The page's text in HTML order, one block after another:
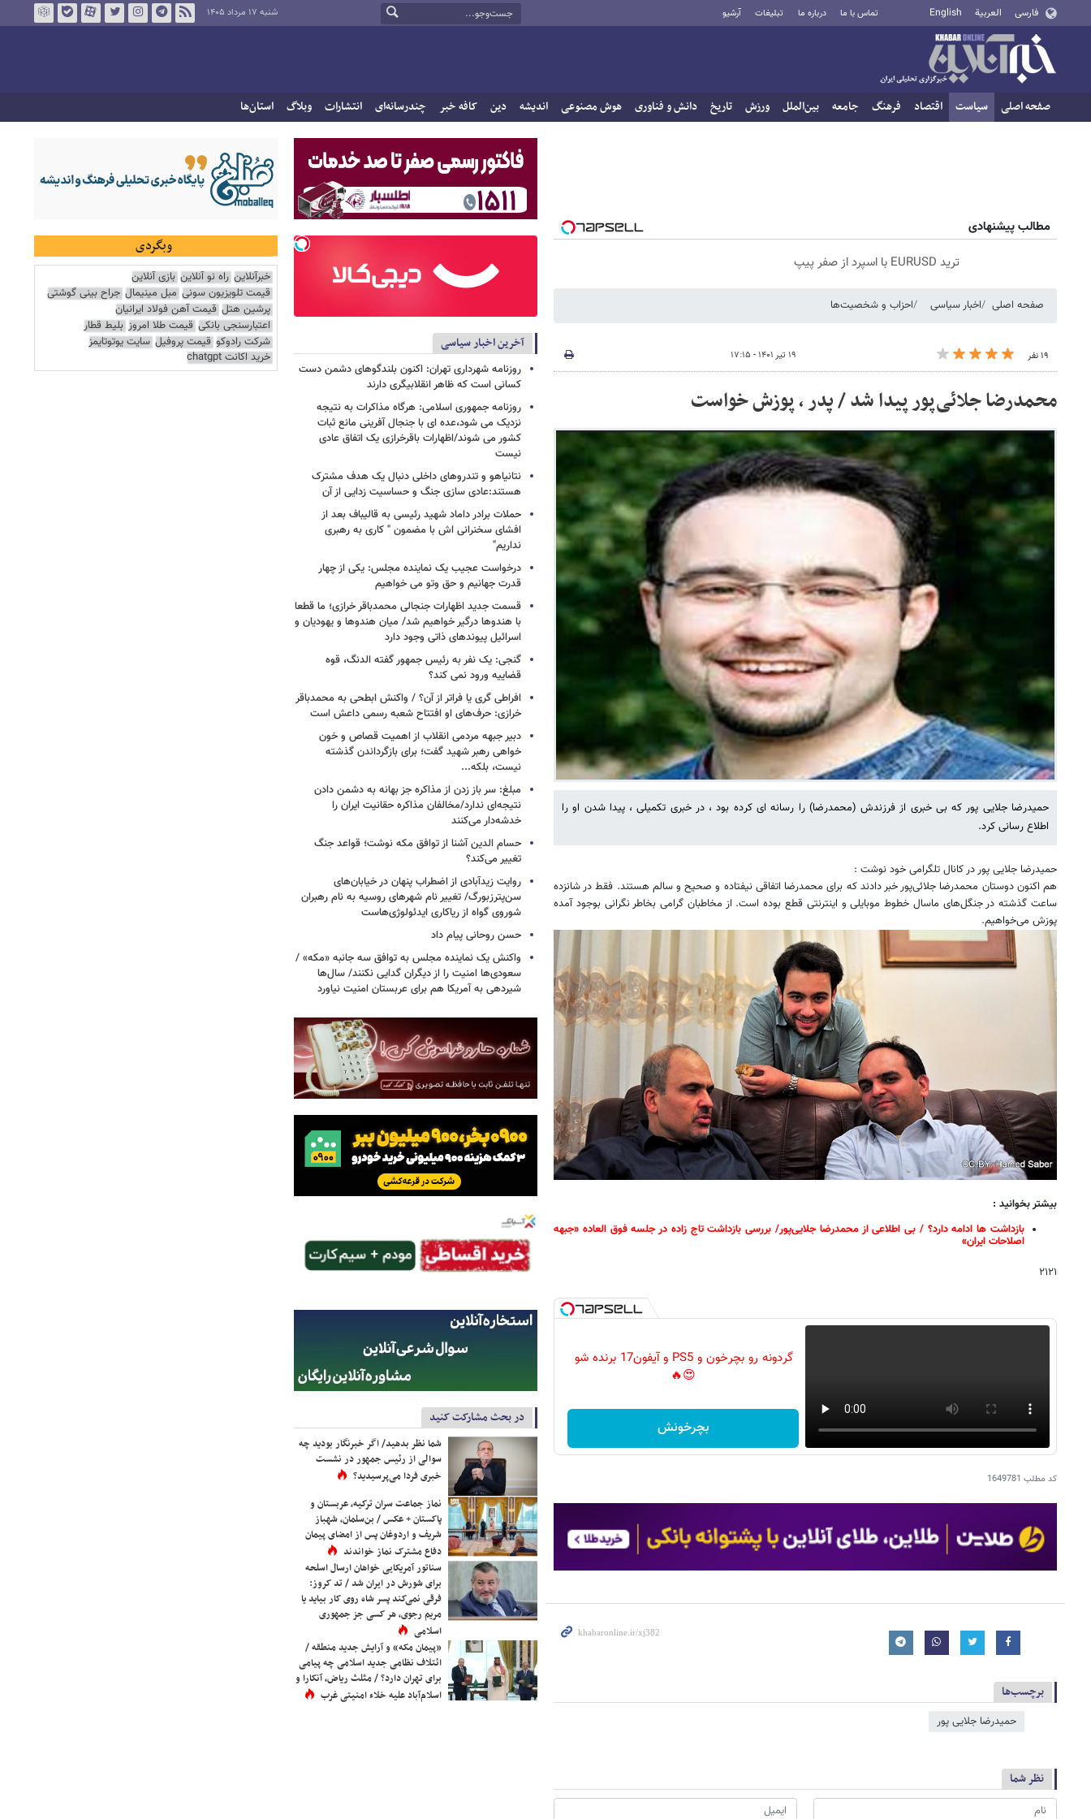
فارسی العربية English تماس با ما درباره ما تبلیغات آرشیو شنبه ۱۷ مرداد ۱۴۰۵
صفحه اصلی سیاست اقتصاد فرهنگ جامعه بین‌الملل ورزش تاریخ دانش و فناوری هوش مصنوعی اندیشه دین کافه خبر چندرسانه‌ای انتشارات وبلاگ استان‌ها
مطالب پیشنهادی
ترید EURUSD با اسپرد از صفر پیپ
صفحه اصلی اخبار سیاسی احزاب و شخصیت‌ها
۱۹ نفر ۱۹ تیر ۱۴۰۱ - ۱۷:۱۵
محمدرضا جلائی‌پور پیدا شد / پدر ، پوزش خواست
حمیدرضا جلایی پور که بی خبری از فرزندش (محمدرضا) را رسانه ای کرده بود ، در خبری تکمیلی ، پیدا شدن او را
اطلاع رسانی کرد.
حمیدرضا جلایی پور در کانال تلگرامی خود نوشت :
هم اکنون دوستان محمدرضا جلائی‌پور خبر دادند که برای محمدرضا اتفاقی نیفتاده و صحیح و سالم هستند. فقط در شانزده
ساعت گذشته در جنگل‌های ماسال خطوط موبایلی و اینترنتی قطع بوده است. از مخاطبان گرامی بخاطر نگرانی بوجود آمده
پوزش می‌خواهیم.
بیشتر بخوانید :
بازداشت ها ادامه دارد؟ / بی اطلاعی از محمدرضا جلایی‌پور/ بررسی بازداشت تاج زاده در جلسه فوق العاده «جبهه
اصلاحات ایران»
۲۱۲۱
گردونه رو بچرخون و PS5 و آیفون17 برنده شو
😍🔥
بچرخونش
کد مطلب 1649781
برچسب‌ها
حمیدرضا جلایی پور
نظر شما
آخرین اخبار سیاسی
روزنامه شهرداری تهران: اکنون بلندگوهای دشمن دست
کسانی است که ظاهر انقلابیگری دارند
روزنامه جمهوری اسلامی: هرگاه مذاکرات به نتیجه
نزدیک می شود،عده ای با جنجال آفرینی مانع ثبات
کشور می شوند/اظهارات باقرخرازی یک اتفاق عادی
نیست
نتانیاهو و تندروهای داخلی دنبال یک هدف مشترک
هستند:عادی سازی جنگ و حساسیت زدایی از آن
حملات برادر داماد شهید رئیسی به قالیباف بعد از
افشای سخنرانی اش با مضمون " کاری به رهبری
نداریم"
درخواست عجیب یک نماینده مجلس: یکی از چهار
قدرت جهانیم و حق وتو می خواهیم
قسمت جدید اظهارات جنجالی محمدباقر خرازی؛ ما قطعا
با هندوها درگیر خواهیم شد/ میان هندوها و یهودیان و
اسرائیل پیوندهای ذاتی وجود دارد
گنجی: یک نفر به رئیس جمهور گفته الدنگ، قوه
قضاییه ورود نمی کند؟
افراطی گری یا فراتر از آن؟ / واکنش ابطحی به محمدباقر
خرازی: حرف‌های او افتتاح شعبه رسمی داعش است
دبیر جبهه مردمی انقلاب از اهمیت قصاص و خون
خواهی رهبر شهید گفت؛ برای بازگرداندن گذشته
نیست، بلکه...
مبلغ: سر باز زدن از مذاکره‌ جز بهانه به دشمن دادن
نتیجه‌ای ندارد/مخالفان مذاکره حقانیت ایران را
خدشه‌دار می‌کنند
حسام الدین آشنا از توافق مکه نوشت؛ قواعد جنگ
تغییر می‌کند؟
روایت زیدآبادی از اضطراب پنهان در خیابان‌های
سن‌پترزبورگ/ تغییر نام شهرهای روسیه به نام رهبران
شوروی گواه از ریاکاری ایدئولوژی‌هاست
حسن روحانی پیام داد
واکنش یک نماینده مجلس به توافق سه جانبه «مکه» /
سعودی‌ها امنیت را از دیگران گدایی نکنند/ سال‌ها
شیردهی به آمریکا هم برای عربستان امنیت نیاورد
در بحث مشارکت کنید
شما نظر بدهید/ اگر خبرنگار بودید چه
سوالی از رئیس جمهور در نشست
خبری فردا می‌پرسیدید؟
نماز جماعت سران ترکیه، عربستان و
پاکستان + عکس / بن‌سلمان، شهباز
شریف و اردوغان پس از امضای پیمان
دفاع مشترک نماز خواندند
سناتور آمریکایی خواهان ارسال اسلحه
برای شورش در ایران شد / تد کروز:
فرقی نمی‌کند پسر شاه روی کار بیاید یا
مریم رجوی، هر کسی جز جمهوری
اسلامی
«پیمان مکه» و آرایش جدید منطقه /
ائتلاف نظامی جدید اسلامی چه پیامی
برای تهران دارد؟ / مثلث ریاض، آنکارا و
اسلام‌آباد علیه خلاء امنیتی غرب
وبگردی
خبرآنلاین راه نو آنلاین بازی آنلاین
قیمت تلویزیون سونی مبل مینیمال جراح بینی گوشتی
پرشین هتل قیمت آهن فولاد ایرانیان
اعتبارسنجی بانکی قیمت طلا امروز بلیط قطار
شرکت رادوکو قیمت پروفیل سایت یوتوتایمز
خرید اکانت chatgpt